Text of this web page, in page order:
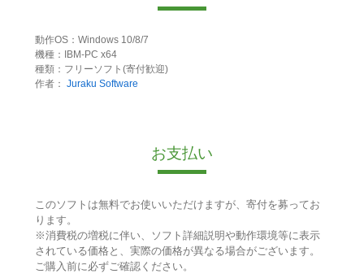
動作OS：Windows 10/8/7
機種：IBM-PC x64
種類：フリーソフト(寄付歓迎)
作者： Juraku Software
お支払い
このソフトは無料でお使いいただけますが、寄付を募ってお
ります。
※消費税の増税に伴い、ソフト詳細説明や動作環境等に表示
されている価格と、実際の価格が異なる場合がございます。
ご購入前に必ずご確認ください。